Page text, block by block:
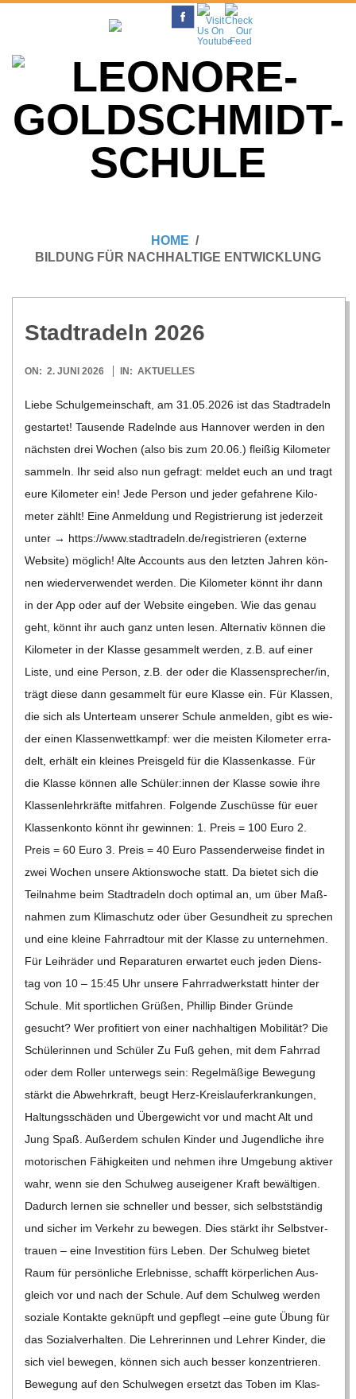
content
N
O
R
E
-
G
O
L
D
S
C
H
M
D
T
-
S
C
H
U
L
E
HOME
BILDUNG FÜR NACHHALTIGE ENTWICKLUNG
Stadt­ra­deln 2026
2026-
ON: 2. JUNI 2026 IN: AKTUELLES
Liebe Schul­ge­mein­schaft, am 31.05.2026 ist das Stadt­ra­deln
gestar­tet! Tau­sende Radelnde aus Han­no­ver wer­den in den
nächs­ten drei Wochen (also bis zum 20.06.) flei­ßig Kilo­me­ter
sam­meln. Ihr seid also nun gefragt: mel­det euch an und tragt
eure Kilo­me­ter ein! Jede Per­son und jeder gefah­rene Kilo­
me­ter zählt! Eine Anmel­dung und Regis­trie­rung ist jeder­zeit
unter → https://​www​.stadt​ra​deln​.de/​r​e​g​i​s​t​r​i​e​ren (externe
Web­site) mög­lich! Alte Accounts aus den letz­ten Jah­ren kön­
nen wie­der­ver­wen­det wer­den. Die Kilo­me­ter könnt ihr dann
in der App oder auf der Web­site ein­ge­ben. Wie das genau
geht, könnt ihr auch ganz unten lesen. Alter­na­tiv kön­nen die
Kilo­me­ter in der Klasse gesam­melt wer­den, z.B. auf einer
Liste, und eine Per­son, z.B. der oder die Klassensprecher/​​in,
trägt diese dann gesam­melt für eure Klasse ein. Für Klas­sen,
die sich als Unter­team unse­rer Schule anmel­den, gibt es wie­
der einen Klas­sen­wett­kampf: wer die meis­ten Kilo­me­ter erra­
delt, erhält ein klei­nes Preis­geld für die Klas­sen­kasse. Für
die Klasse kön­nen alle Schüler:innen der Klasse sowie ihre
Klas­sen­lehr­kräfte mit­fah­ren. Fol­gende Zuschüsse für euer
Klas­sen­konto könnt ihr gewin­nen: 1. Preis = 100 Euro 2.
Preis = 60 Euro 3. Preis = 40 Euro Pas­sen­der­weise fin­det in
zwei Wochen unsere Akti­ons­wo­che statt. Da bie­tet sich die
Teil­nahme beim Stadt­ra­deln doch opti­mal an, um über Maß­
nah­men zum Kli­ma­schutz oder über Gesund­heit zu spre­chen
und eine kleine Fahr­rad­tour mit der Klasse zu unter­neh­men.
Für Leih­rä­der und Repa­ra­tu­ren erwar­tet euch jeden Diens­
tag von 10 – 15:45 Uhr unsere Fahr­rad­werk­statt hin­ter der
Schule. Mit sport­li­chen Grü­ßen, Phil­lip Bin­der Gründe
gesucht? Wer pro­fi­tiert von einer nach­hal­ti­gen Mobi­li­tät? Die
Schü­le­rin­nen und Schü­ler Zu Fuß gehen, mit dem Fahr­rad
oder dem Rol­ler unter­wegs sein: Regel­mä­ßige Bewe­gung
stärkt die Abwehr­kraft, beugt Herz-Kreis­lauf­er­kran­­kun­­gen,
Hal­tungs­schä­den und Über­ge­wicht vor und macht Alt und
Jung Spaß. Außer­dem schu­len Kin­der und Jugend­li­che ihre
moto­ri­schen Fähig­kei­ten und neh­men ihre Umge­bung akti­ver
wahr, wenn sie den Schul­weg aus­ei­ge­ner Kraft bewäl­ti­gen.
Dadurch ler­nen sie schnel­ler und bes­ser, sich selbst­stän­dig
und sicher im Ver­kehr zu bewe­gen. Dies stärkt ihr Selbst­ver­
trauen – eine Inves­ti­tion fürs Leben. Der Schul­weg bie­tet
Raum für per­sön­li­che Erleb­nisse, schafft kör­per­li­chen Aus­
gleich vor und nach der Schule. Auf dem Schul­weg wer­den
soziale Kon­takte geknüpft und gepflegt –eine gute Übung für
das Sozi­al­ver­hal­ten. Die Leh­re­rin­nen und Leh­rer Kin­der, die
sich viel bewe­gen, kön­nen sich auch bes­ser kon­zen­trie­ren.
Bewe­gung auf den Schul­we­gen ersetzt das Toben im Klas­